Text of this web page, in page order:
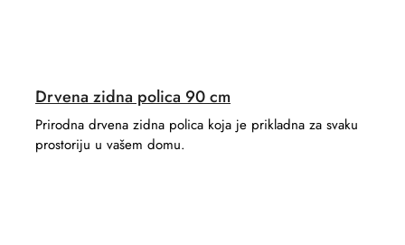
Drvena zidna polica 90 cm
Prirodna drvena zidna polica koja je prikladna za svaku
prostoriju u vašem domu.